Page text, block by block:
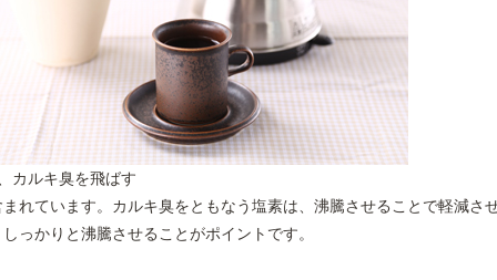
カルキ臭を飛ばす
れています。カルキ臭をともなう塩素は、沸騰させることで軽減さ
っかりと沸騰させることがポイントです。